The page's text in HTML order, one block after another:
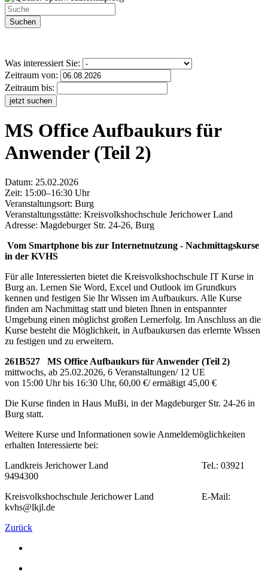
Suchen
Was interessiert Sie:
Zeitraum von:
Zeitraum bis:
jetzt suchen
MS Office Aufbaukurs für
Anwender (Teil 2)
Datum: 25.02.2026
Zeit: 15:00–16:30 Uhr
Veranstaltungsort: Burg
Veranstaltungsstätte: Kreisvolkshochschule Jerichower Land
Adresse: Magdeburger Str. 24-26, Burg
Vom Smartphone bis zur Internetnutzung - Nachmittagskurse
in der KVHS
Für alle Interessierten bietet die Kreisvolkshochschule IT Kurse in
Burg an. Lernen Sie Word, Excel und Outlook im Grundkurs
kennen und festigen Sie Ihr Wissen im Aufbaukurs. Alle Kurse
finden am Nachmittag statt und bieten Ihnen in entspannter
Umgebung einen möglichst großen Lernerfolg. Im Anschluss an die
Kurse besteht die Möglichkeit, in Aufbaukursen das erlernte Wissen
zu festigen und zu erweitern.
261B527 MS Office Aufbaukurs für Anwender (Teil 2)
mittwochs, ab 25.02.2026, 6 Veranstaltungen/ 12 UE
von 15:00 Uhr bis 16:30 Uhr, 60,00 €/ ermäßigt 45,00 €
Die Kurse finden in Haus MuBi, in der Magdeburger Str. 24-26 in
Burg statt.
Weitere Kurse und Informationen sowie Anmeldemöglichkeiten
erhalten Interessierte bei:
Landkreis Jerichower Land Tel.: 03921
9494300
Kreisvolkshochschule Jerichower Land E-Mail:
kvhs@lkjl.de
Zurück